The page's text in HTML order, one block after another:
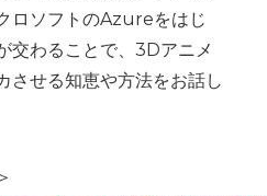
ロソフトのAzureをはじ
交わることで、3Dアニメ
させる知恵や方法をお話し